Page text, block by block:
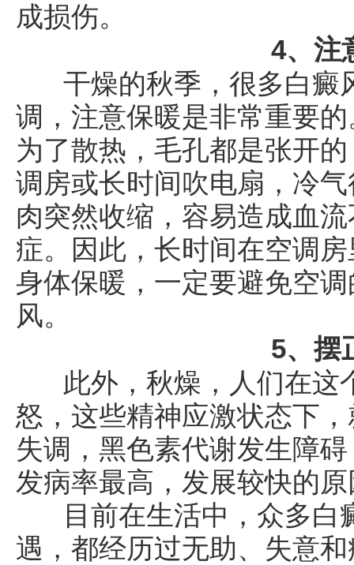
成损伤。
4、注
干燥的秋季，很多白癜
调，注意保暖是非常重要
为了散热，毛孔都是张开
调房或长时间吹电扇，冷
肉突然收缩，容易造成血
症。因此，长时间在空调
身体保暖，一定要避免空
风。
5、摆
此外，秋燥，人们在这
怒，这些精神应激状态下
失调，黑色素代谢发生障
发病率最高，发展较快的
目前在生活中，众多白
遇，都经历过无助、失意